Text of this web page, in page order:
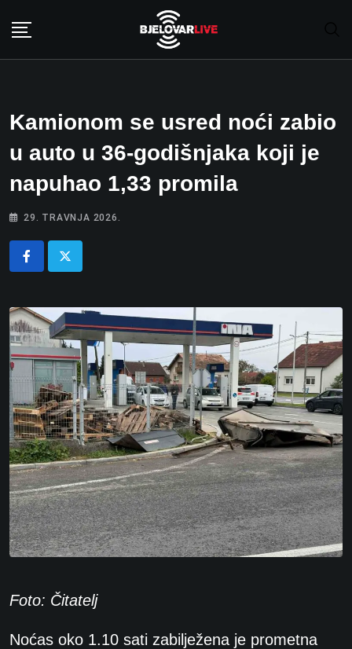
Kamionom se usred noći zabio
u auto u 36-godišnjaka koji je
napuhao 1,33 promila
29. TRAVNJA 2026.
Foto: Čitatelj
Noćas oko 1.10 sati zabilježena je prometna